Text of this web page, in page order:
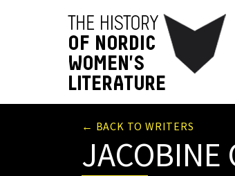
← BACK TO WRITERS
JACOBINE